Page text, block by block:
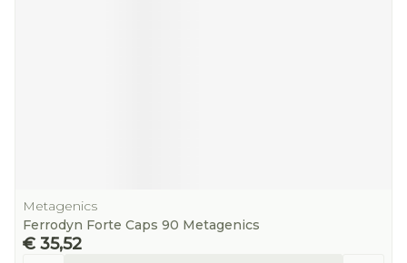
Metagenics
Ferrodyn Forte Caps 90 Metagenics
€ 35,52